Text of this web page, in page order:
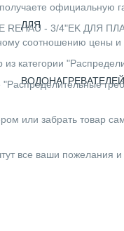
ДЛЯ
ВОДОНАГРЕВАТЕЛЕЙ
официальную
- 3/4"EK ДЛЯ
соотношению цены и
категории
или забрать товар
все ваши